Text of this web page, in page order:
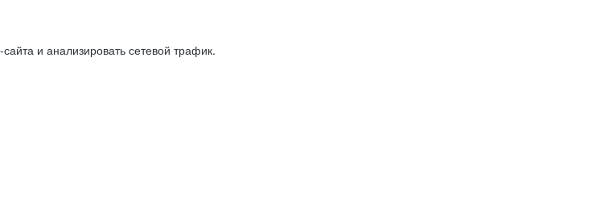
и анализировать сетевой трафик.